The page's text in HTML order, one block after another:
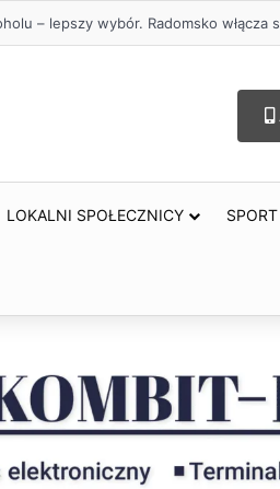
kolejowych. Zmieniły się
LOKALNI SPOŁECZNICY SPORT